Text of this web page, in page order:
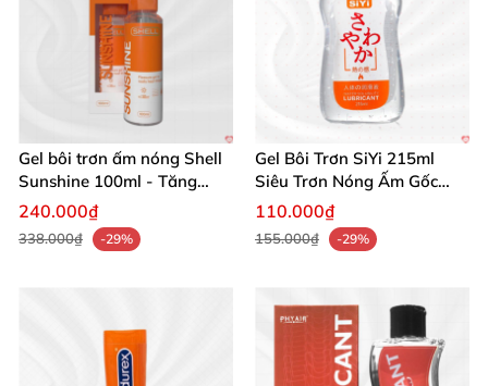
Gel bôi trơn ấm nóng Shell
Sunshine 100ml - Tăng
khoái cảm
240.000₫
338.000₫ -29%
Gel Bôi Trơn SiYi 215ml
Siêu Trơn Nóng Ấm Gốc
Nước Tăng Khoái Cảm
110.000₫
155.000₫ -29%